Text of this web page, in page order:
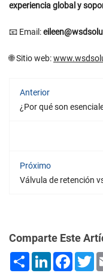
experiencia global y
📧 Email:
🌐 Sitio web:
Anterior
Próximo
Comparte Este
ShareLinkedIn